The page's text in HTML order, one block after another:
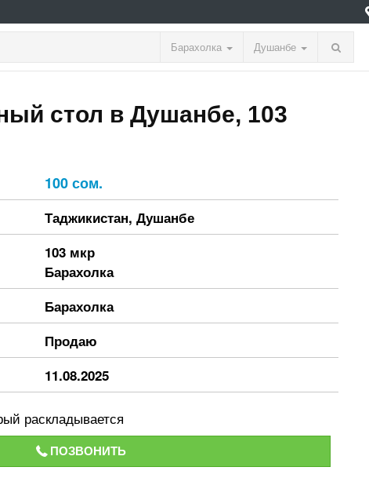
Барахолка Душанбе
стол в Душанбе, 103
100 сом.
Таджикистан, Душанбе
103 мкр
Барахолка
Барахолка
Продаю
11.08.2025
раскладывается
ПОЗВОНИТЬ